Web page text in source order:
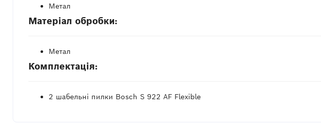
Метал
Матеріал обробки:
Метал
Комплектація:
2 шабельні пилки Bosch S 922 AF Flexible